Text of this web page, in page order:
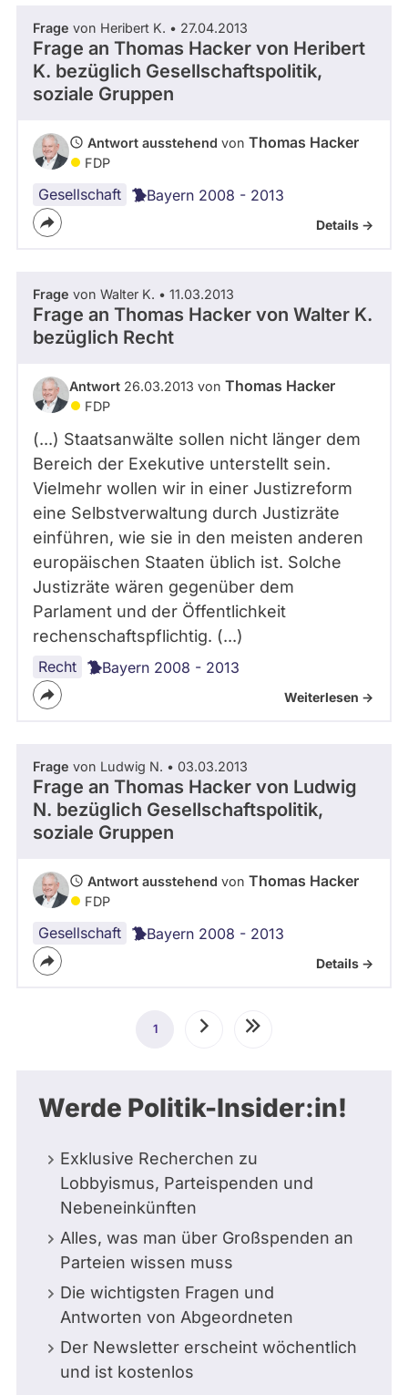
Frage von Heribert K. • 27.04.2013
Frage an Thomas Hacker von Heribert
K. bezüglich Gesellschaftspolitik,
soziale Gruppen
Antwort ausstehend von Thomas Hacker
FDP
Gesellschaft Bayern 2008 - 2013
Details ->
Frage von Walter K. • 11.03.2013
Frage an Thomas Hacker von Walter K.
bezüglich Recht
Antwort 26.03.2013 von Thomas Hacker
FDP
(...) Staatsanwälte sollen nicht länger dem
Bereich der Exekutive unterstellt sein.
Vielmehr wollen wir in einer Justizreform
eine Selbstverwaltung durch Justizräte
einführen, wie sie in den meisten anderen
europäischen Staaten üblich ist. Solche
Justizräte wären gegenüber dem
Parlament und der Öffentlichkeit
rechenschaftspflichtig. (...)
Recht Bayern 2008 - 2013
Weiterlesen ->
Frage von Ludwig N. • 03.03.2013
Frage an Thomas Hacker von Ludwig
N. bezüglich Gesellschaftspolitik,
soziale Gruppen
Antwort ausstehend von Thomas Hacker
FDP
Gesellschaft Bayern 2008 - 2013
Details ->
Seitennummerierung
Aktuelle
1 NächsteLetzte
Werde Politik-Insider:in!
Exklusive Recherchen zu
Lobbyismus, Parteispenden und
Nebeneinkünften
Alles, was man über Großspenden an
Parteien wissen muss
Die wichtigsten Fragen und
Antworten von Abgeordneten
Der Newsletter erscheint wöchentlich
und ist kostenlos